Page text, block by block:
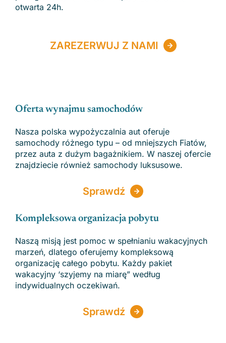
otwarta 24h.
ZAREZERWUJ Z NAMI
Oferta wynajmu samochodów
Nasza polska wypożyczalnia aut oferuje
samochody różnego typu – od mniejszych Fiatów,
przez auta z dużym bagażnikiem. W naszej ofercie
znajdziecie również samochody luksusowe.
Sprawdź
Kompleksowa organizacja pobytu
Naszą misją jest pomoc w spełnianiu wakacyjnych
marzeń, dlatego oferujemy kompleksową
organizację całego pobytu. Każdy pakiet
wakacyjny ‘szyjemy na miarę” według
indywidualnych oczekiwań.
Sprawdź